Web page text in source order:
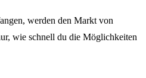
werden den Markt von
wie schnell du die Möglichkeiten